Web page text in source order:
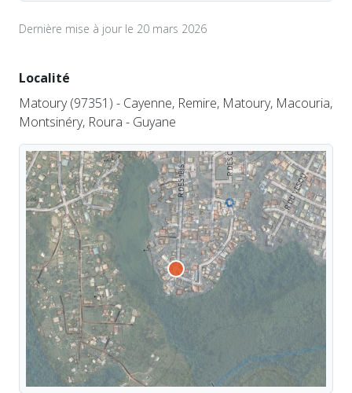
Dernière mise à jour le 20 mars 2026
Localité
Matoury (97351) - Cayenne, Remire, Matoury, Macouria,
Montsinéry, Roura - Guyane